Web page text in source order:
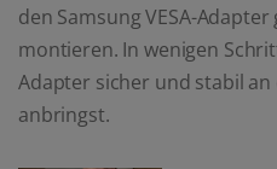
den Samsung VESA-
montieren. In wenigen
Adapter sicher und stabil
anbringst.